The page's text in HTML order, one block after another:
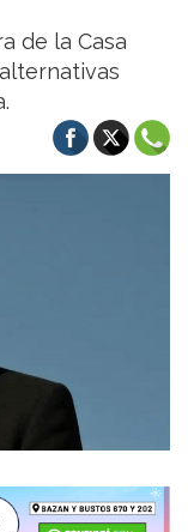
de la Casa